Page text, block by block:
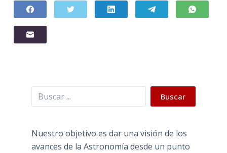
Buscar Buscar
Nuestro objetivo es dar una visión de los
avances de la Astronomía desde un punto